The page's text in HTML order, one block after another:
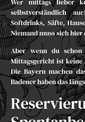
Wer mittags lieber
selbstverständlich
Softdrinks, Säfte,
Niemand muss sich
Aber wenn du
Mittagsgericht ist keine
Die Bayern machen
Badener haben das